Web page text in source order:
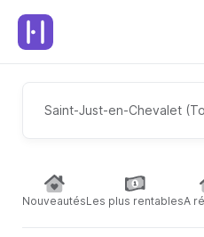
Saint-Just-en-Chevalet
NouveautésLes plus rentablesA